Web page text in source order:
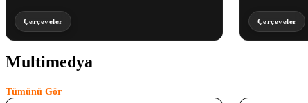
Çerçeveler Çerçeveler
Multimedya
Tümünü Gör